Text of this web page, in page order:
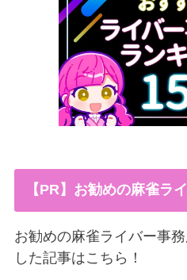
【PR】お勧めの麻雀ラ
お勧めの麻雀ライバー事
した記事はこちら！